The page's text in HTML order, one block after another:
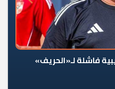
فاشلة لـ«الحريف»